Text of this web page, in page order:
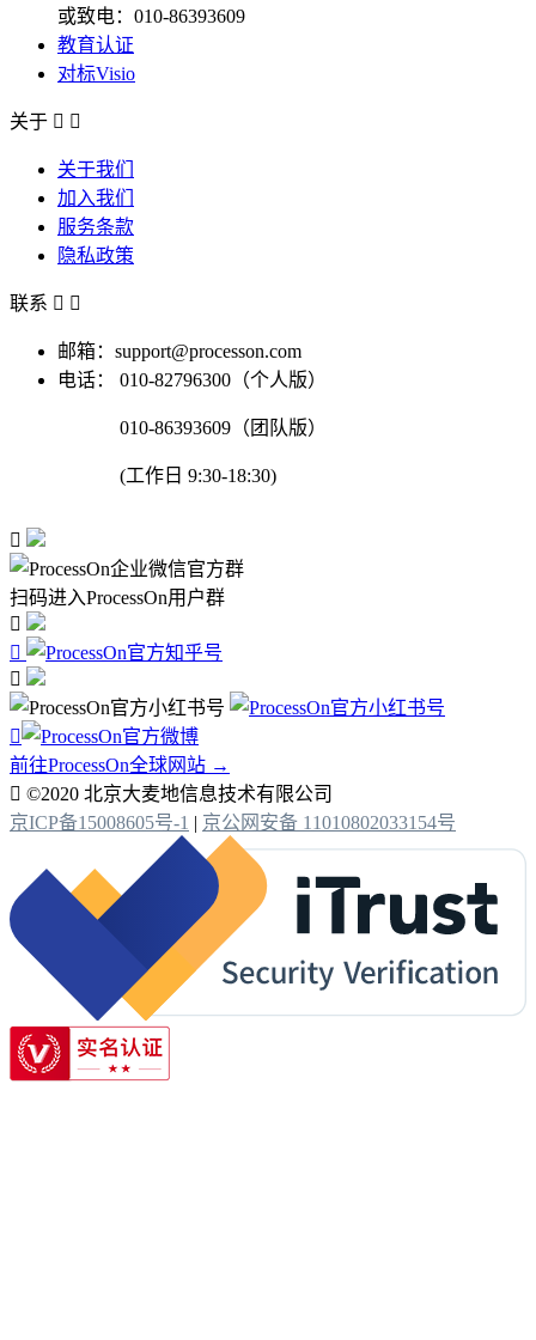
或致电：010-86393609
教育认证
对标Visio
关于  
关于我们
加入我们
服务条款
隐私政策
联系  
邮箱：support@processon.com
电话：
010-82796300（个人版）
010-86393609（团队版）
(工作日 9:30-18:30)

扫码进入ProcessOn用户群




前往ProcessOn全球网站 →
 ©2020 北京大麦地信息技术有限公司
京ICP备15008605号-1 | 京公网安备 11010802033154号